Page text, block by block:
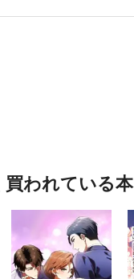
われている本